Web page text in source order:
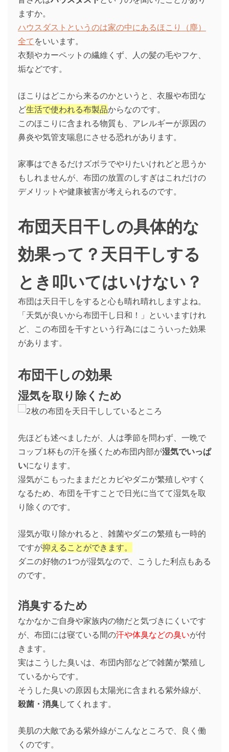
ますか。
ハウスダストというのは家の中にあるほこり（塵）
全て をいいます。
衣類やカーペットの繊維くず、人の髪の毛やフケ、
垢などです。
ほこりはどこから来るのかというと、衣服や布団な
ど生活で使われる布製品からなのです。
このほこりに含まれる物質も、アレルギーが原因の
鼻炎や気管支喘息にさせる恐れがあります。
家事はできるだけズボラでやりたいけれどと思うか
もしれませんが、布団の放置のしすぎはこれだけの
デメリットや健康被害が考えられるのです。
布団天日干しの具体的な
効果って？天日干しする
とき叩いてはいけない？
布団は天日干しをすると心も晴れ晴れしますよね。
「天気が良いから布団干し日和！」といいますけれ
ど、この布団を干すという行為にはこういった効果
があります。
布団干しの効果
湿気を取り除くため
先ほども述べましたが、人は季節を問わず、一晩で
コップ1杯もの汗を掻くため布団内部が湿気でいっぱ
いになります。
湿気がこもったままだとカビやダニが繁殖しやすく
なるため、布団を干すことで日光に当てて湿気を取
り除くのです。
湿気が取り除かれると、雑菌やダニの繁殖も一時的
ですが抑えることができます。
ダニの好物の1つが湿気なので、こうした利点もある
のです。
消臭するため
なかなかご自身や家族内の物だと気づきにくいです
が、布団には寝ている間の汗や体臭などの臭いが付
きます。
実はこうした臭いは、布団内部などで雑菌が繁殖し
ているからです。
そうした臭いの原因も太陽光に含まれる紫外線が、
殺菌・消臭してくれます。
美肌の大敵である紫外線がこんなところで、良く働
くのです。